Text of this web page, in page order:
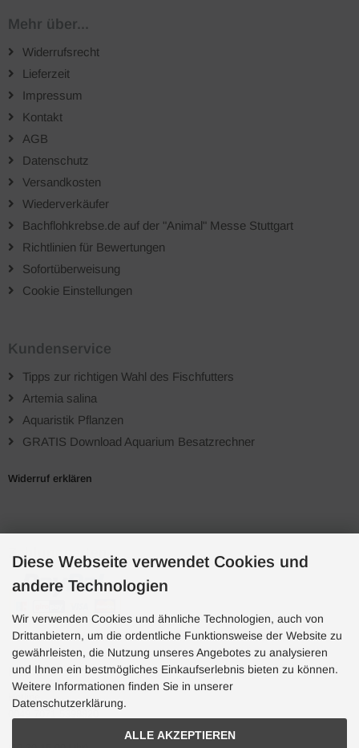
Mehr über...
Widerrufsrecht
Lieferzeit
Impressum
Kontakt
AGB
Datenschutz
Versandkosten
Wiederverkäufer
Bachflohkrebse.de auf der "Animal" Messe Stuttgart
Richtlinien für Bewertungen
Sofortüberweisung
Cookie Einstellungen
Kundenservice
Tipps zur richtigen Wahl des Fischfutters
Artemia salina
Aquaristik Pflanzen
GRATIS Download Aquarium Besatzrechner
Widerruf erklären
Zahlungsarten
Hotline
Hotline
Diese Webseite verwendet Cookies und
andere Technologien
Wir verwenden Cookies und ähnliche Technologien, auch von
Drittanbietern, um die ordentliche Funktionsweise der Website zu
gewährleisten, die Nutzung unseres Angebotes zu analysieren
und Ihnen ein bestmögliches Einkaufserlebnis bieten zu können.
Weitere Informationen finden Sie in unserer
Datenschutzerklärung.
ALLE AKZEPTIEREN